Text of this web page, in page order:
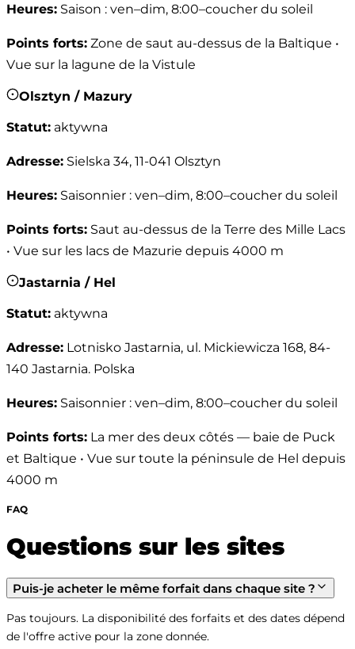
Heures: Saison : ven–dim, 8:00–coucher du soleil
Points forts: Zone de saut au-dessus de la Baltique •
Vue sur la lagune de la Vistule
Olsztyn / Mazury
Statut: aktywna
Adresse: Sielska 34, 11-041 Olsztyn
Heures: Saisonnier : ven–dim, 8:00–coucher du soleil
Points forts: Saut au-dessus de la Terre des Mille Lacs
• Vue sur les lacs de Mazurie depuis 4000 m
Jastarnia / Hel
Statut: aktywna
Adresse: Lotnisko Jastarnia, ul. Mickiewicza 168, 84-
140 Jastarnia. Polska
Heures: Saisonnier : ven–dim, 8:00–coucher du soleil
Points forts: La mer des deux côtés — baie de Puck
et Baltique • Vue sur toute la péninsule de Hel depuis
4000 m
FAQ
Questions sur les sites
Puis-je acheter le même forfait dans chaque site ?
Pas toujours. La disponibilité des forfaits et des dates dépend
de l'offre active pour la zone donnée.